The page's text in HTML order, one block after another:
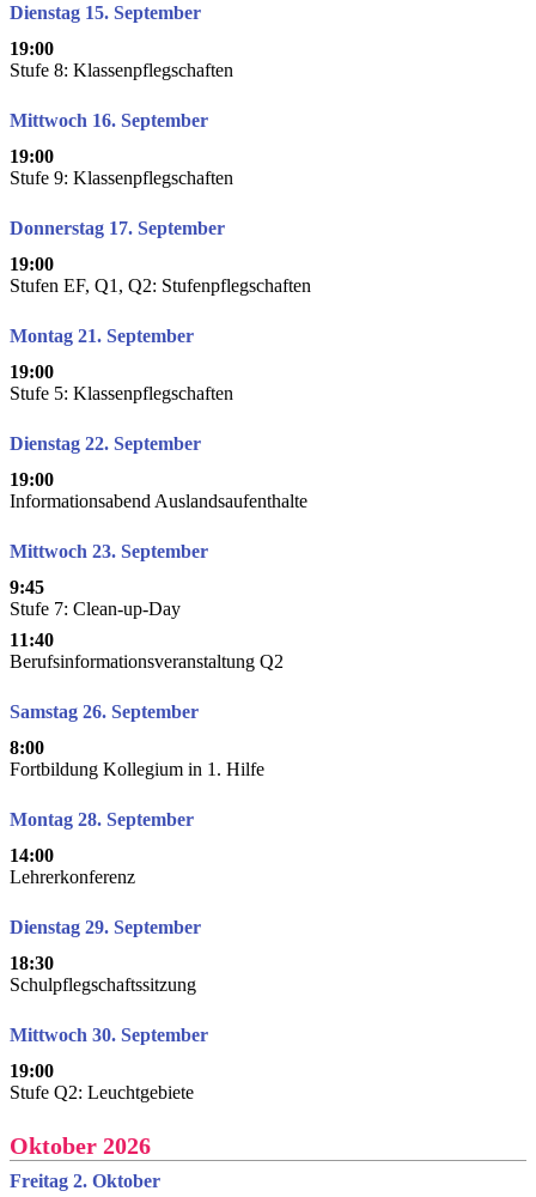
Dienstag 15. September
19:00
Stufe 8: Klassenpflegschaften
Mittwoch 16. September
19:00
Stufe 9: Klassenpflegschaften
Donnerstag 17. September
19:00
Stufen EF, Q1, Q2: Stufenpflegschaften
Montag 21. September
19:00
Stufe 5: Klassenpflegschaften
Dienstag 22. September
19:00
Informationsabend Auslandsaufenthalte
Mittwoch 23. September
9:45
Stufe 7: Clean-up-Day
11:40
Berufsinformationsveranstaltung Q2
Samstag 26. September
8:00
Fortbildung Kollegium in 1. Hilfe
Montag 28. September
14:00
Lehrerkonferenz
Dienstag 29. September
18:30
Schulpflegschaftssitzung
Mittwoch 30. September
19:00
Stufe Q2: Leuchtgebiete
Oktober 2026
Freitag 2. Oktober